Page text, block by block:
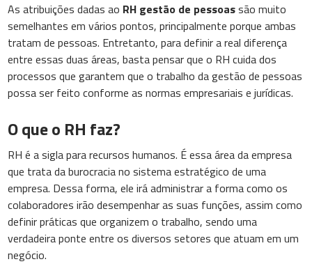
As atribuições dadas ao RH gestão de pessoassão muito
semelhantes em vários pontos, principalmente porque ambas
tratam de pessoas. Entretanto, para definir a real diferença
entre essas duas áreas, basta pensar que o RH cuida dos
processos que garantem que o trabalho da gestão de pessoas
possa ser feito conforme as normas empresariais e jurídicas.
O que o RH faz?
RH é a sigla para recursos humanos. É essa área da empresa
que trata da burocracia no sistema estratégico de uma
empresa. Dessa forma, ele irá administrar a forma como os
colaboradores irão desempenhar as suas funções, assim como
definir práticas que organizem o trabalho, sendo uma
verdadeira ponte entre os diversos setores que atuam em um
negócio.